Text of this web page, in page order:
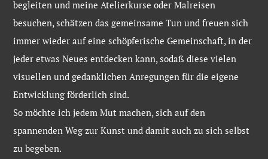
begleiten und meine Atelierkurse oder Malreisen
besuchen, schätzen das gemeinsame Tun und freuen sich
immer wieder auf eine schöpferische Gemeinschaft, in der
jeder etwas Neues entdecken kann, sodaß diese vielen
visuellen und gedanklichen Anregungen für die eigene
Entwicklung förderlich sind.
So möchte ich jedem Mut machen, sich auf den
spannenden Weg zur Kunst und damit auch zu sich selbst
zu begeben.